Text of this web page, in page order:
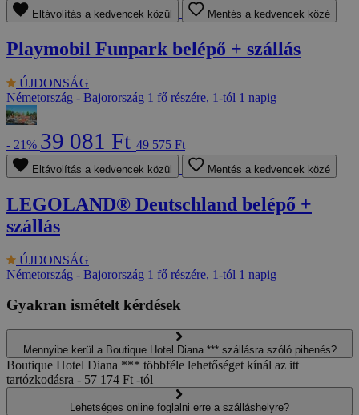
Eltávolítás a kedvencek közül Mentés a kedvencek közé
Playmobil Funpark belépő + szállás
ÚJDONSÁG
Németország - Bajorország 1 fő részére, 1-tól 1 napig
- 21% 39 081 Ft 49 575 Ft
Eltávolítás a kedvencek közül Mentés a kedvencek közé
LEGOLAND® Deutschland belépő +
szállás
ÚJDONSÁG
Németország - Bajorország 1 fő részére, 1-tól 1 napig
Gyakran ismételt kérdések
Mennyibe kerül a Boutique Hotel Diana *** szállásra szóló pihenés?
Boutique Hotel Diana *** többféle lehetőséget kínál az itt
tartózkodásra - 57 174 Ft -tól
Lehetséges online foglalni erre a szálláshelyre?